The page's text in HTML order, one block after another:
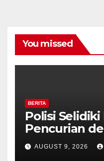
You missed
BERITA
Polisi
Pencurian
di Counter
Ambarawa.
AUGUST 9, 2026